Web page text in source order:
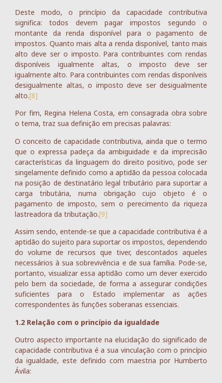
Deste modo, o princípio da capacidade contributiva
significa: todos devem pagar impostos segundo o
montante da renda disponível para o pagamento de
impostos. Quanto mais alta a renda disponível, tanto mais
alto deve ser o imposto. Para contribuintes com rendas
disponíveis igualmente altas, o imposto deve ser
igualmente alto. Para contribuintes com rendas disponíveis
desigualmente altas, o imposto deve ser desigualmente
alto.[8]
Por fim, Regina Helena Costa, em consagrada obra sobre
o tema, traz sua definição em precisas palavras:
O conceito de capacidade contributiva, ainda que o termo
que o expressa padeça da ambiguidade e da imprecisão
características da linguagem do direito positivo, pode ser
singelamente definido como a aptidão da pessoa colocada
na posição de destinatário legal tributário para suportar a
carga tributária, numa obrigação cujo objeto é o
pagamento de imposto, sem o perecimento da riqueza
lastreadora da tributação.[9]
Assim sendo, entende-se que a capacidade contributiva é a
aptidão do sujeito para suportar os impostos, dependendo
do volume de recursos que tiver, descontados aqueles
necessários à sua sobrevivência e de sua família. Pode-se,
portanto, visualizar essa aptidão como um dever exercido
pelo bem da sociedade, de forma a assegurar condições
suficientes para o Estado implementar as ações
correspondentes às funções soberanas essenciais.
1.2 Relação com o princípio da igualdade
Outro aspecto importante na elucidação do significado de
capacidade contributiva é a sua vinculação com o princípio
da igualdade, este definido com maestria por Humberto
Ávila: